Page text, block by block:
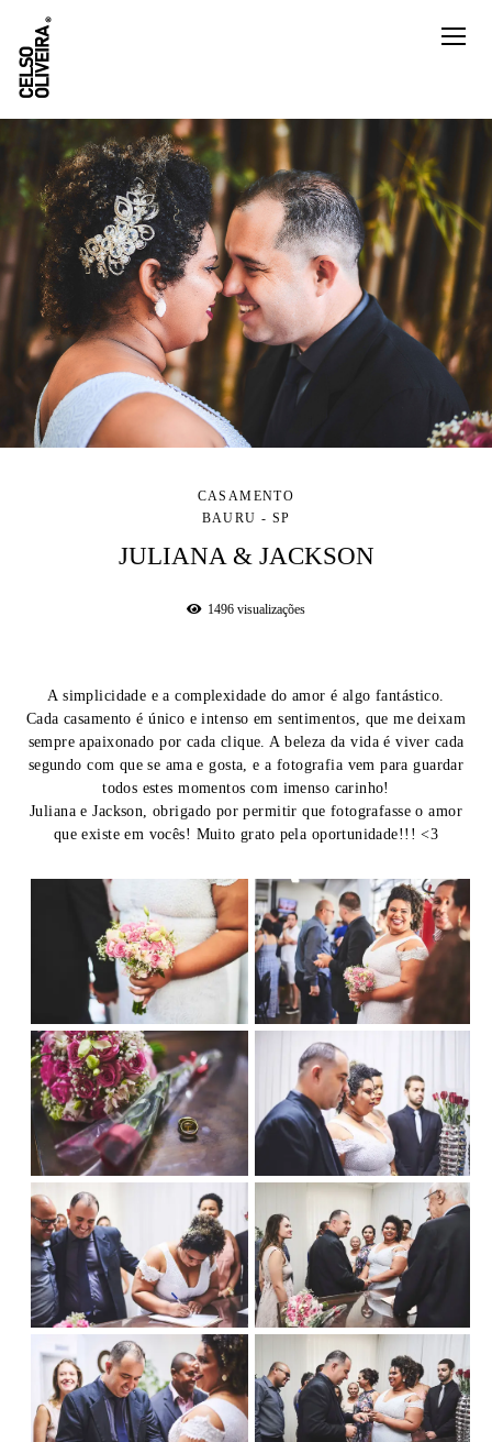
CASAMENTO
BAURU - SP
JULIANA & JACKSON
1496 visualizações
A simplicidade e a complexidade do amor é algo fantástico.
Cada casamento é único e intenso em sentimentos, que me deixam
sempre apaixonado por cada clique. A beleza da vida é viver cada
segundo com que se ama e gosta, e a fotografia vem para guardar
todos estes momentos com imenso carinho!
Juliana e Jackson, obrigado por permitir que fotografasse o amor
que existe em vocês! Muito grato pela oportunidade!!! <3